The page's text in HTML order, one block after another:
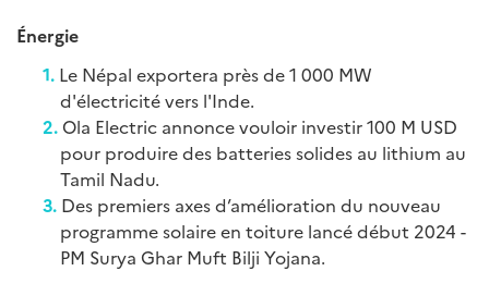
Énergie
Le Népal exportera près de 1 000 MW
d'électricité vers l'Inde.
Ola Electric annonce vouloir investir 100 M USD
pour produire des batteries solides au lithium au
Tamil Nadu.
Des premiers axes d’amélioration du nouveau
programme solaire en toiture lancé début 2024 -
PM Surya Ghar Muft Bilji Yojana.